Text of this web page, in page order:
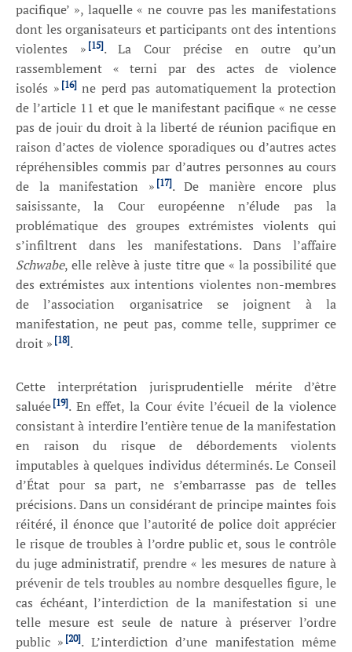
pacifique’ », laquelle « ne couvre pas les manifestations
dont les organisateurs et participants ont des intentions
violentes » [15]. La Cour précise en outre qu’un
rassemblement « terni par des actes de violence
isolés » [16]ne perd pas automatiquement la protection
de l’article 11 et que le manifestant pacifique « ne cesse
pas de jouir du droit à la liberté de réunion pacifique en
raison d’actes de violence sporadiques ou d’autres actes
répréhensibles commis par d’autres personnes au cours
de la manifestation » [17]. De manière encore plus
saisissante, la Cour européenne n’élude pas la
problématique des groupes extrémistes violents qui
s’infiltrent dans les manifestations. Dans l’affaire
Schwabe, elle relève à juste titre que « la possibilité que
des extrémistes aux intentions violentes non-membres
de l’association organisatrice se joignent à la
manifestation, ne peut pas, comme telle, supprimer ce
droit » [18].
Cette interprétation jurisprudentielle mérite d’être
saluée [19]. En effet, la Cour évite l’écueil de la violence
consistant à interdire l’entière tenue de la manifestation
en raison du risque de débordements violents
imputables à quelques individus déterminés. Le Conseil
d’État pour sa part, ne s’embarrasse pas de telles
précisions. Dans un considérant de principe maintes fois
réitéré, il énonce que l’autorité de police doit apprécier
le risque de troubles à l’ordre public et, sous le contrôle
du juge administratif, prendre « les mesures de nature à
prévenir de tels troubles au nombre desquelles figure, le
cas échéant, l’interdiction de la manifestation si une
telle mesure est seule de nature à préserver l’ordre
public » [20]. L’interdiction d’une manifestation même